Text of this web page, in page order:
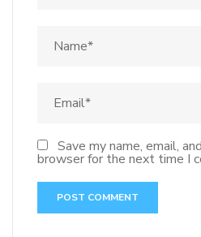
Save my name, email,
browser for the next time I